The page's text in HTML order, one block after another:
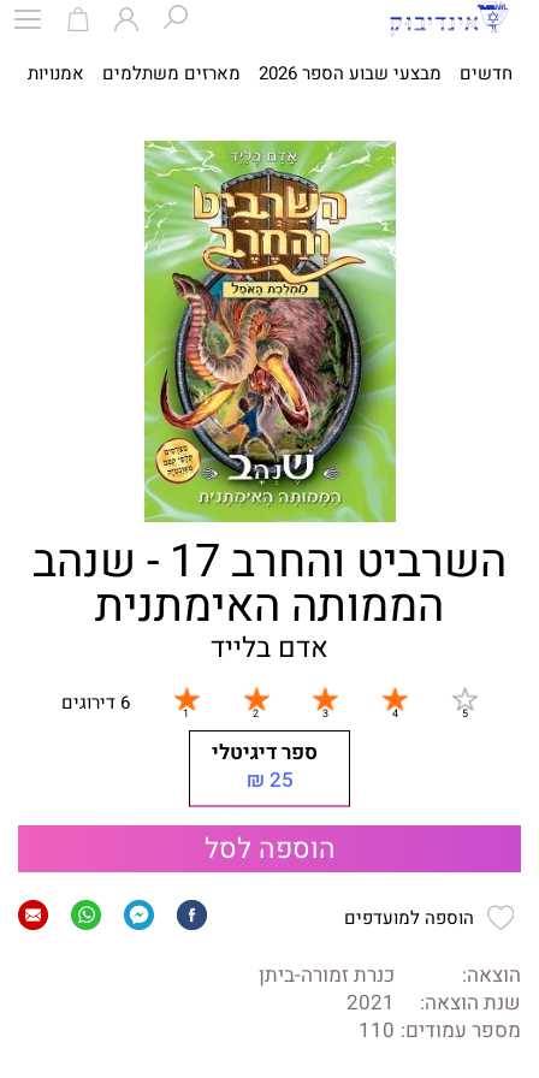
חדשים מבצעי שבוע הספר 2026 מארזים משתלמים אמנויות
השרביט והחרב 17 - שנהב
הממותה האימתנית
אדם בלייד
6 דירוגים
ספר דיגיטלי
25 ₪
הוספה לסל
הוספה למועדפים
הוצאה:
כנרת זמורה-ביתן
שנת הוצאה:
2021
מספר עמודים: 110